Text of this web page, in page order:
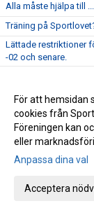
Alla måste hjälpa till
Träning på
Lättade restriktioner
-02 och senare.
Kort
Viktigt! - Uppdatera
Info angående
Ordförande har ordet!
Årets pristagare
Avslutningsträning
För att hemsidan
cookies från
Föreningen kan
eller
Anpassa dina val
Acceptera